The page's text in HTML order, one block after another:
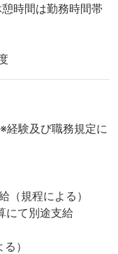
時間は勤務時間帯
経験及び職務規定に
（規程による）
にて別途支給
）